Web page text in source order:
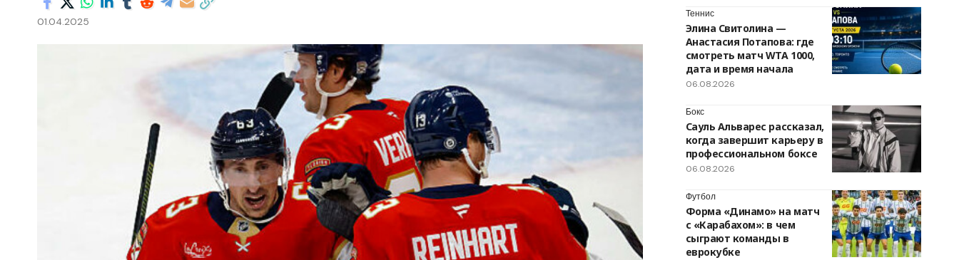
01.04.2025
Теннис
Элина Свитолина —
Анастасия Потапова: где
смотреть матч WTA 1000,
дата и время начала
06.08.2026
Бокс
Сауль Альварес рассказал,
когда завершит карьеру в
профессиональном боксе
06.08.2026
Футбол
Форма «Динамо» на матч
с «Карабахом»: в чем
сыграют команды в
еврокубке